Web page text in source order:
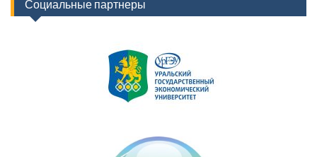
Социальные партнеры